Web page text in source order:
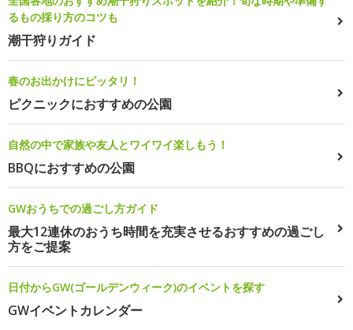
るもの採り方のコツも
潮干狩りガイド
春のお出かけにピッタリ！
ピクニックにおすすめの公園
自然の中で家族や友人とワイワイ楽しもう！
BBQにおすすめの公園
GWおうちでの過ごし方ガイド
最大12連休のおうち時間を充実させるおすすめの過ごし
方をご提案
日付からGW(ゴールデンウィーク)のイベントを探す
GWイベントカレンダー